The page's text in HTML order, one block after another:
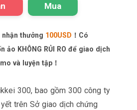
Mua
thưởng 100USD ！Có
ảo KHÔNG RỦI RO để giao dịch
và luyện tập！
300, bao gồm 300 công ty
trên Sở giao dịch chứng